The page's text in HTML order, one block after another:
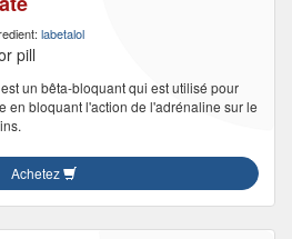
labetalol
pill
un bêta-bloquant qui est utilisé pour
en bloquant l'action de l'adrénaline sur le
Achetez